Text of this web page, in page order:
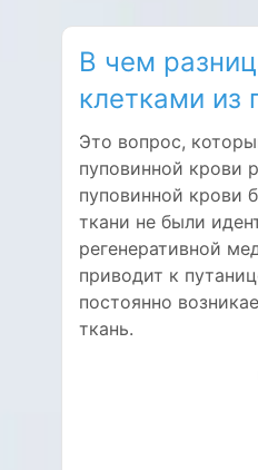
В чем
клетками из
Это вопрос,
пуповинной крови
пуповинной крови
ткани не были
регенеративной
приводит к
постоянно
ткань.